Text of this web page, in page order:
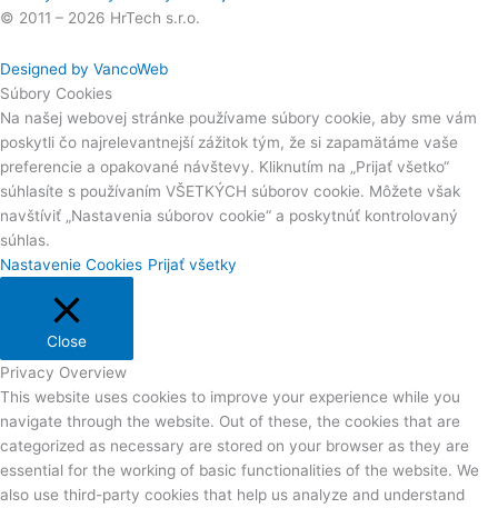
© 2011 – 2026 HrTech s.r.o.
Designed by VancoWeb
Súbory Cookies
Na našej webovej stránke používame súbory cookie, aby sme vám
poskytli čo najrelevantnejší zážitok tým, že si zapamätáme vaše
preferencie a opakované návštevy. Kliknutím na „Prijať všetko“
súhlasíte s používaním VŠETKÝCH súborov cookie. Môžete však
navštíviť „Nastavenia súborov cookie“ a poskytnúť kontrolovaný
súhlas.
Nastavenie Cookies Prijať všetky
Close
Privacy Overview
This website uses cookies to improve your experience while you
navigate through the website. Out of these, the cookies that are
categorized as necessary are stored on your browser as they are
essential for the working of basic functionalities of the website. We
also use third-party cookies that help us analyze and understand